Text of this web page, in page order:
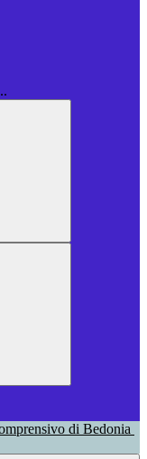
di Bedonia